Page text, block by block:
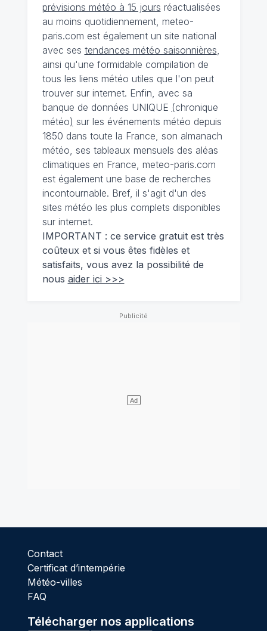
prévisions météo à 15 jours réactualisées
au moins quotidiennement, meteo-
paris.com est également un site national
avec ses tendances météo saisonnières,
ainsi qu'une formidable compilation de
tous les liens météo utiles que l'on peut
trouver sur internet. Enfin, avec sa
banque de données UNIQUE (chronique
météo) sur les événements météo depuis
1850 dans toute la France, son almanach
météo, ses tableaux mensuels des aléas
climatiques en France, meteo-paris.com
est également une base de recherches
incontournable. Bref, il s'agit d'un des
sites météo les plus complets disponibles
sur internet.
IMPORTANT : ce service gratuit est très
coûteux et si vous êtes fidèles et
satisfaits, vous avez la possibilité de
nous aider ici >>>
Contact
Certificat d’intempérie
Météo-villes
FAQ
Télécharger nos applications